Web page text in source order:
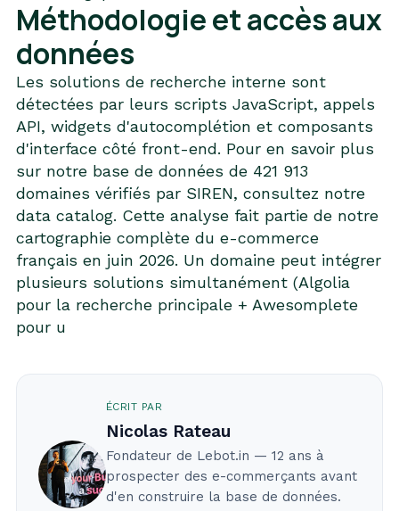
Méthodologie et accès aux
données
Les solutions de recherche interne sont
détectées par leurs scripts JavaScript, appels
API, widgets d'autocomplétion et composants
d'interface côté front-end. Pour en savoir plus
sur notre base de données de 421 913
domaines vérifiés par SIREN, consultez notre
data catalog. Cette analyse fait partie de notre
cartographie complète du e-commerce
français en juin 2026. Un domaine peut intégrer
plusieurs solutions simultanément (Algolia
pour la recherche principale + Awesomplete
pour u
ÉCRIT PAR
Nicolas Rateau
Fondateur de Lebot.in — 12 ans à
prospecter des e-commerçants avant
d'en construire la base de données.